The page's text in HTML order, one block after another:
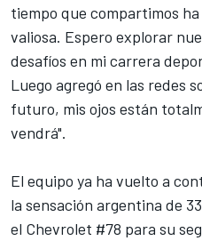
tiempo que compartimos
valiosa. Espero explorar
desafíos en mi carrera
Luego agregó en las redes
futuro, mis ojos están
vendrá".
El equipo ya ha vuelto a
la sensación argentina de
el Chevrolet #78 para su